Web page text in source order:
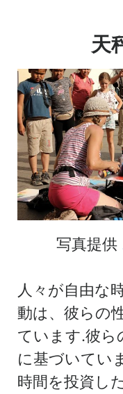
天
写真提供
人々が自由な
動は、彼らの
ています.彼ら
に基づいてい
時間を投資し